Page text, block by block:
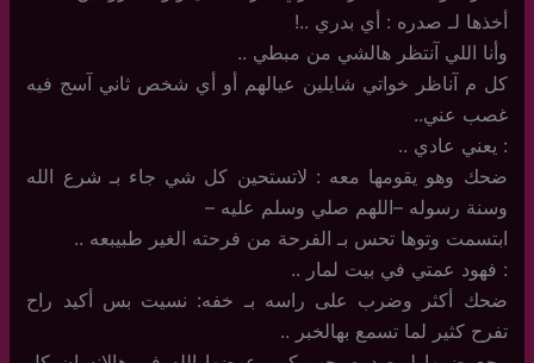
أخذها لـ صدره : أي بدري ..!
وأنا اللي آنتظر هالشي من مبطي ..
كل م آناظر خواتي شايلين عيالهم أو أي شخص ثاني آسج فيه
غصب عني..
: يعني عادي ..
ضحك وهو يقومها معه : لاتستحين كل شي جاء بـ شرع الله
وسنة رسوله –اللهم صلي وسلم عليه –
ابتسمت وتوها تحس بـ الفرحة من فرحته الغير طبيبعه ..
: فهود عمتي في بيت لمار ..
ضحك أكثر وضرب على راسه بـ خفه: نسيت بس أكيد راح
تفرح كثير لما تسمع بهالخبر ..